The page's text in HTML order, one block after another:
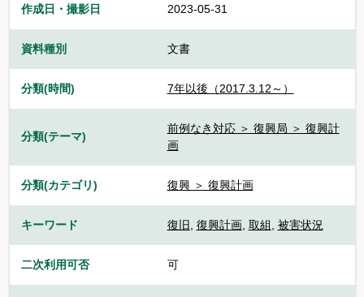
作成日・撮影日 2023-05-31
資料種別 文書
分類(時間) 7年以後（2017.3.12～）
分類(テーマ)
前例なき対応 ＞ 復興局 ＞ 復興計
画
分類(カテゴリ) 復興 ＞ 復興計画
キーワード 復旧, 復興計画, 取組, 被害状況
二次利用可否 可